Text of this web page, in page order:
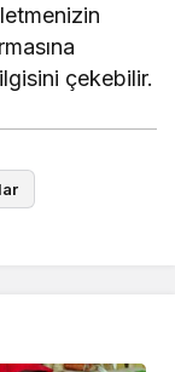
çekebilir.